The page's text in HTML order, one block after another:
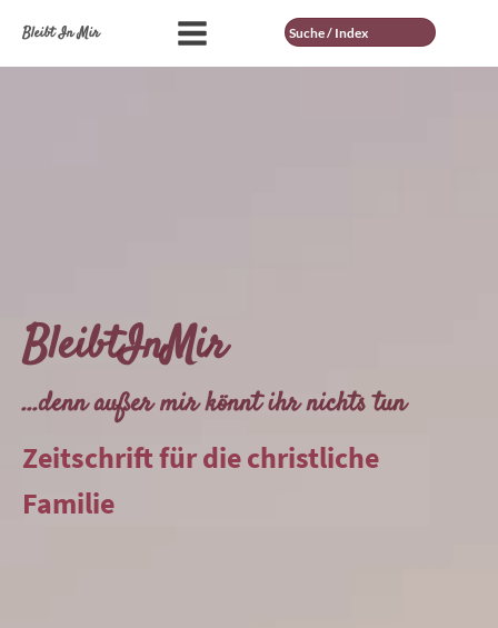
Bleibt In Mir Suche
BleibtInMir
...denn außer mir könnt ihr nichts tun
Zeitschrift für die christliche
Familie